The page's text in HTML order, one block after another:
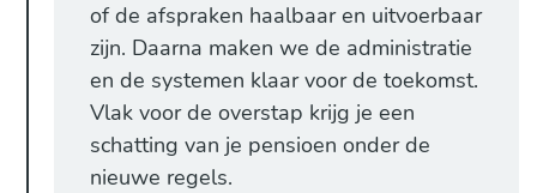
of de afspraken haalbaar en uitvoerbaar
zijn. Daarna maken we de administratie
en de systemen klaar voor de toekomst.
Vlak voor de overstap krijg je een
schatting van je pensioen onder de
nieuwe regels.